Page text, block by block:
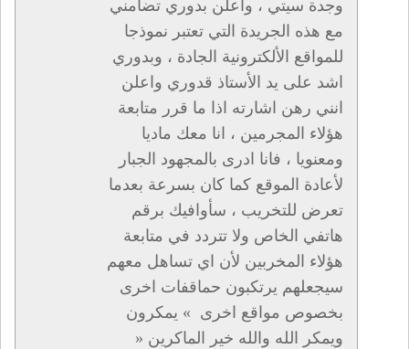
وجدة سيتي ، وأعلن بدوري تضامني
مع هذه الجريدة التي تعتبر نموذجا
للمواقع الألكترونية الجادة ، وبدوري
اشد على يد الأستاذ قدوري واعلن
انني رهن اشارته اذا ما قرر متابعة
هؤلاء المجرمين ، انا معك ماديا
ومعنويا ، فانا ادرى بالمجهود الجبار
لأعادة الموقع كما كان بسرعة بعدما
تعرض للتخريب ، سأوافيك برقم
هاتفي الخاص ولا تتردد في متابعة
هؤلاء المخربين لأن اي تساهل معهم
سيجعلهم يرتكبون حماقفات اخرى
بخصوص مواقع اخرى » يمكرون
ويمكر الله والله خير الماكرين «